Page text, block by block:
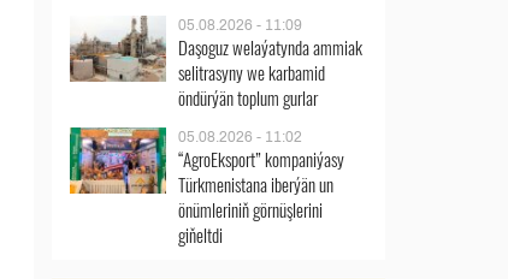
05.08.2026 - 11:09
Daşoguz welaýatynda ammiak
selitrasyny we karbamid
öndürýän toplum gurlar
05.08.2026 - 11:02
“AgroEksport” kompaniýasy
Türkmenistana iberýän un
önümleriniň görnüşlerini
giňeltdi